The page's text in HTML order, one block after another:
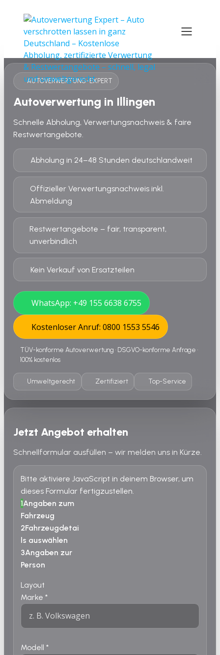
AUTOVERWERTUNG-EXPERT
Autoverwertung in Illingen
Schnelle Abholung, Verwertungsnachweis & faire
Restwertangebote.
Abholung in 24–48 Stunden deutschlandweit
Offizieller Verwertungsnachweis inkl.
Abmeldung
Restwertangebote – fair, transparent,
unverbindlich
Kein Verkauf von Ersatzteilen
WhatsApp: +49 155 6638 6755
Kostenloser Anruf: 0800 1553 5546
TÜV-konforme Autoverwertung • DSGVO-konforme Anfrage •
100% kostenlos
Umweltgerecht Zertifiziert Top-Service
Jetzt Angebot erhalten
Schnellformular ausfüllen – wir melden uns in Kürze.
Bitte aktiviere JavaScript in deinem Browser, um
dieses Formular fertigzustellen.
1Angaben zum
Fahrzeug
2Fahrzeugdetai
ls auswählen
3Angaben zur
Person
Layout
Marke *
Modell *